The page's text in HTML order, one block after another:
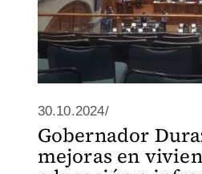
30.10.2024/
Gobernador
mejoras en